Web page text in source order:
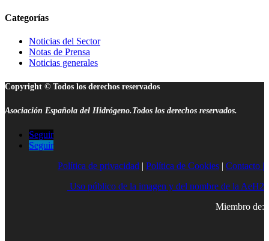
Categorías
Noticias del Sector
Notas de Prensa
Noticias generales
Copyright © Todos los derechos reservados
Asociación Española del Hidrógeno.Todos los derechos reservados.
Seguir
Seguir
Política de privacidad | Política de Cookies | Contacto |
Uso público de la imagen y del nombre de la AeH2
Miembro de: